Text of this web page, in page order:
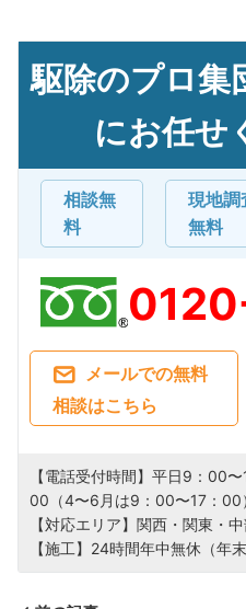
駆除のプロ集
にお任せ
相談無
料
現地調
無料
メールでの無料
相談はこちら
【電話受付時間】平日9：00
00（4〜6月は9：00〜17：00
【対応エリア】関西・関東・
【施工】24時間年中無休（年